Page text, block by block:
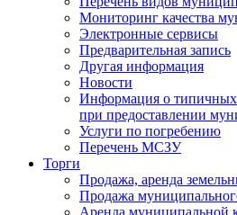
Мониторинг качества
Электронные сервисы
Предварительная запись
Другая информация
Новости
Информация о
при предоставлении
Услуги по погребению
Перечень МСЗУ
Торги
Продажа, аренда
Продажа
Аренда муниципальной